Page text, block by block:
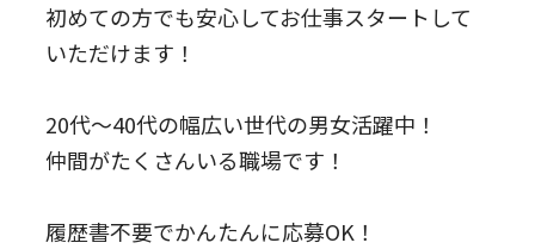
初めての方でも安心してお仕事スタートして
いただけます！
20代～40代の幅広い世代の男女活躍中！
仲間がたくさんいる職場です！
履歴書不要でかんたんに応募OK！